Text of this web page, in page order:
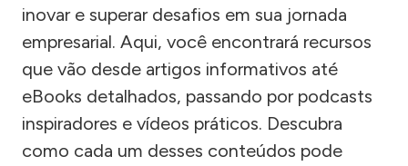
inovar e superar desafios em sua jornada
empresarial. Aqui, você encontrará recursos
que vão desde artigos informativos até
eBooks detalhados, passando por podcasts
inspiradores e vídeos práticos. Descubra
como cada um desses conteúdos pode